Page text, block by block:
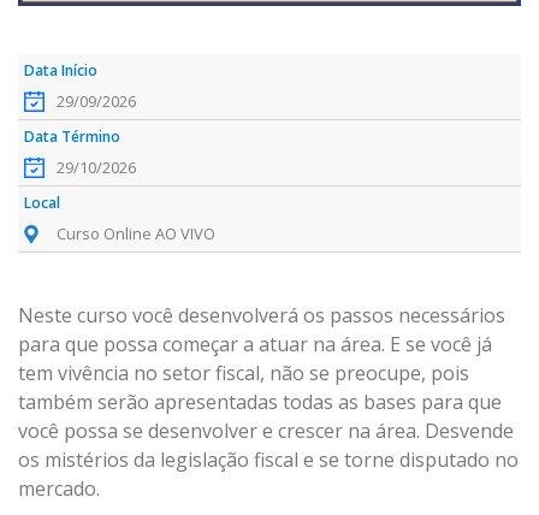
29/09/2026
29/10/2026
Curso Online AO VIVO
Neste curso você desenvolverá os passos necessários
para que possa começar a atuar na área. E se você já
tem vivência no setor fiscal, não se preocupe, pois
também serão apresentadas todas as bases para que
você possa se desenvolver e crescer na área. Desvende
os mistérios da legislação fiscal e se torne disputado no
mercado.